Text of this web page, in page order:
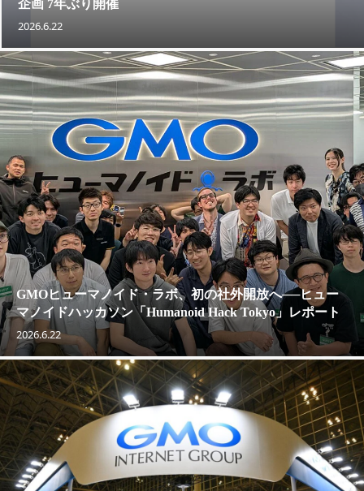
企画 7年ぶり開催
2026.6.22
GMOヒューマノイド・ラボ、初の社外開放へ──ヒュー
マノイドハッカソン「Humanoid Hack Tokyo」レポート
2026.6.22